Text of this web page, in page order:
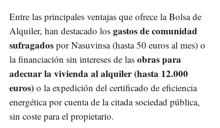
Entre las principales ventajas que ofrece la Bolsa de
Alquiler, han destacado los gastos de comunidad
sufragados por Nasuvinsa (hasta 50 euros al mes) o
la financiación sin intereses de las obras para
adecuar la vivienda al alquiler (hasta 12.000
euros) o la expedición del certificado de eficiencia
energética por cuenta de la citada sociedad pública,
sin coste para el propietario.